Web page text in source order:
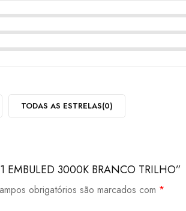
TODAS AS ESTRELAS(0)
3000K BRANCO TRILHO”
obrigatórios são marcados com *